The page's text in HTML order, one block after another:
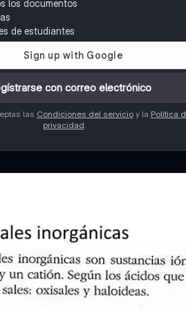
los documentos
de estudiantes
con correo electrónico
las Condiciones del servicioy la Política
privacidad.